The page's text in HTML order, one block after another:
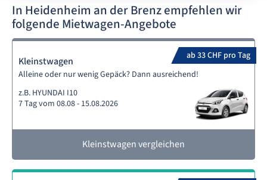
In Heidenheim an der Brenz empfehlen wir
folgende Mietwagen-Angebote
ab 33 CHF pro Tag
Kleinstwagen
Alleine oder nur wenig Gepäck? Dann ausreichend!
z.B. HYUNDAI I10
7 Tag vom 08.08 - 15.08.2026
Kleinstwagen vergleichen